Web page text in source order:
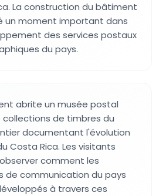
La construction du bâtiment
un moment important dans
des services postaux
du pays.
abrite un musée postal
collections de timbres du
documentant l'évolution
Costa Rica. Les visitants
comment les
de communication du pays
à travers ces